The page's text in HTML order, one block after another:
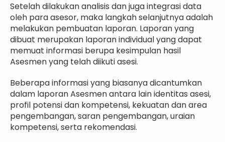
Setelah dilakukan analisis dan juga integrasi data
oleh para asesor, maka langkah selanjutnya adalah
melakukan pembuatan laporan. Laporan yang
dibuat merupakan laporan individual yang dapat
memuat informasi berupa kesimpulan hasil
Asesmen yang telah diikuti asesi.
Beberapa informasi yang biasanya dicantumkan
dalam laporan Asesmen antara lain identitas asesi,
profil potensi dan kompetensi, kekuatan dan area
pengembangan, saran pengembangan, uraian
kompetensi, serta rekomendasi.